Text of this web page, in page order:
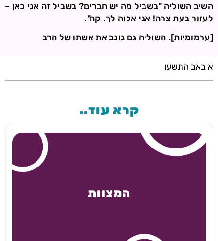
השיב השוליה "בשביל מה יש חברים? בשביל זה אני כאן –
לעזור בעת צרה! אני אלוה לך. קח".
[ערמומיות]. השוליה גם גונב את אשתו של הרב
א באב התשעו
קרא עוד..
המצוות